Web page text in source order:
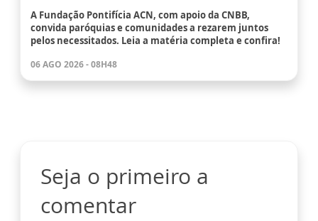
A Fundação Pontifícia ACN, com apoio da CNBB,
convida paróquias e comunidades a rezarem juntos
pelos necessitados. Leia a matéria completa e confira!
06 AGO 2026 - 08H48
Seja o primeiro a
comentar